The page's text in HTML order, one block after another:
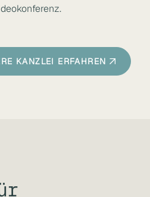
KANZLEI ERFAHREN